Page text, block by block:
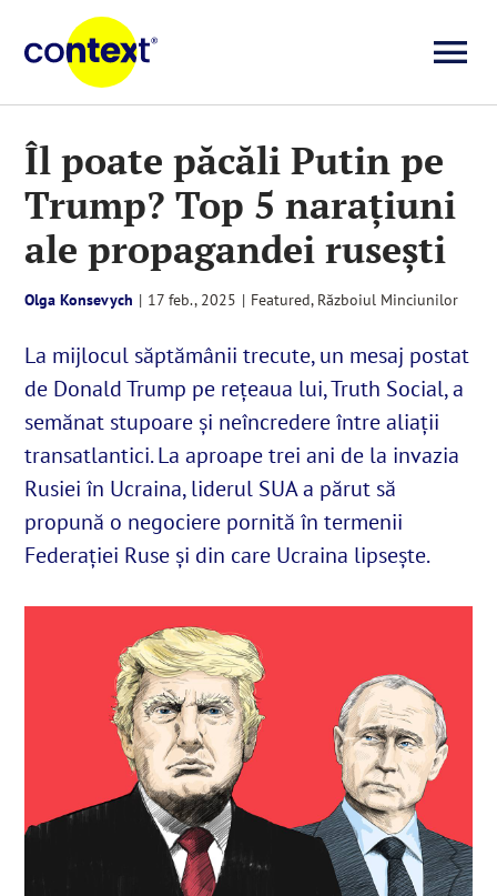
content
Știri
Explicative
Seriale
Video
Despre noi
English
Îl poate păcăli Putin pe
Trump? Top 5 narațiuni
ale propagandei rusești
Olga Konsevych | 17 feb., 2025 | Featured, Războiul Minciunilor
La mijlocul săptămânii trecute, un mesaj postat
de Donald Trump pe rețeaua lui, Truth Social, a
semănat stupoare și neîncredere între aliații
transatlantici. La aproape trei ani de la invazia
Rusiei în Ucraina, liderul SUA a părut să
propună o negociere pornită în termenii
Federației Ruse și din care Ucraina lipsește.